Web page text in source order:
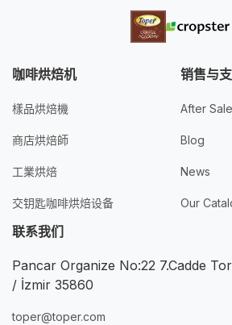
咖啡烘焙机
樣品烘焙機
商店烘焙師
工業烘焙
交钥匙咖啡烘焙设备
销售与
After
Blog
News
Our
联系我们
Pancar Organize No:22 7.Cadde
/ İzmir 35860
toper@toper.com